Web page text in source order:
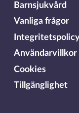
Barnsjukvård
Vanliga frågor
Användarvillkor
Cookies
Tillgänglighet